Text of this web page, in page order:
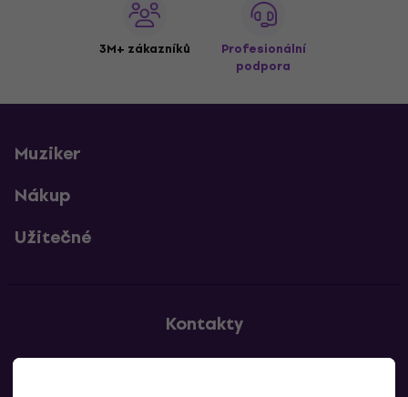
3M+ zákazníků
Profesionální
podpora
Muziker
Nákup
Užitečné
Kontakty